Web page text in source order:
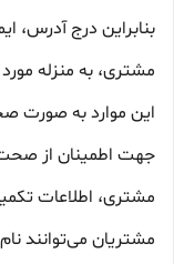
بنابراین درج آدرس،
مشتری، به منزله
این موارد به صورت
جهت اطمینان از
مشتری، اطلاعات
مشتریان می‌توانند